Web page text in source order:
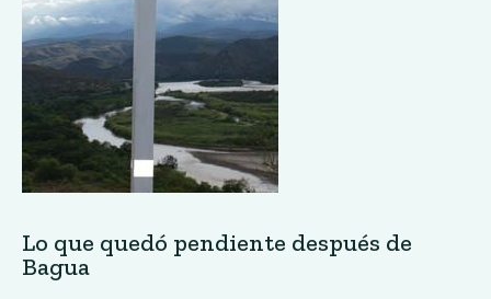
Lo que quedó pendiente después de
Bagua